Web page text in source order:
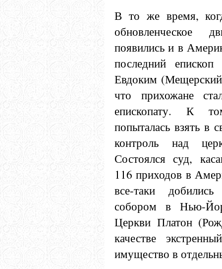
В то же время,
обновленческое
появились и в
последний епископ
Евдоким
что прихожане
епископату. К
попыталась взять в
контроль над
Состоялся суд,
116 приходов в
все-таки
собором в Нью-
Церкви Платон
качестве
имущество в